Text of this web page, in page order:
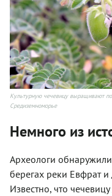
Культурную чечевицу выращивают
Средиземноморье
Немного из
Археологи
берегах реки Евфрат
Известно, что